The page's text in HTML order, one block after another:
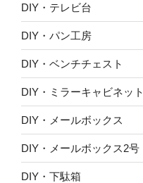
DIY・テレビ台
DIY・パン工房
DIY・ベンチチェスト
DIY・ミラーキャビネット
DIY・メールボックス
DIY・メールボックス2号
DIY・下駄箱